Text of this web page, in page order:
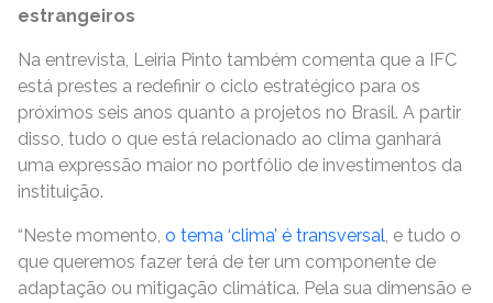
estrangeiros
Na entrevista, Leiria Pinto também comenta que a IFC
está prestes a redefinir o ciclo estratégico para os
próximos seis anos quanto a projetos no Brasil. A partir
disso, tudo o que está relacionado ao clima ganhará
uma expressão maior no portfólio de investimentos da
instituição.
“Neste momento, o tema ‘clima’ é transversal, e tudo o
que queremos fazer terá de ter um componente de
adaptação ou mitigação climática. Pela sua dimensão e